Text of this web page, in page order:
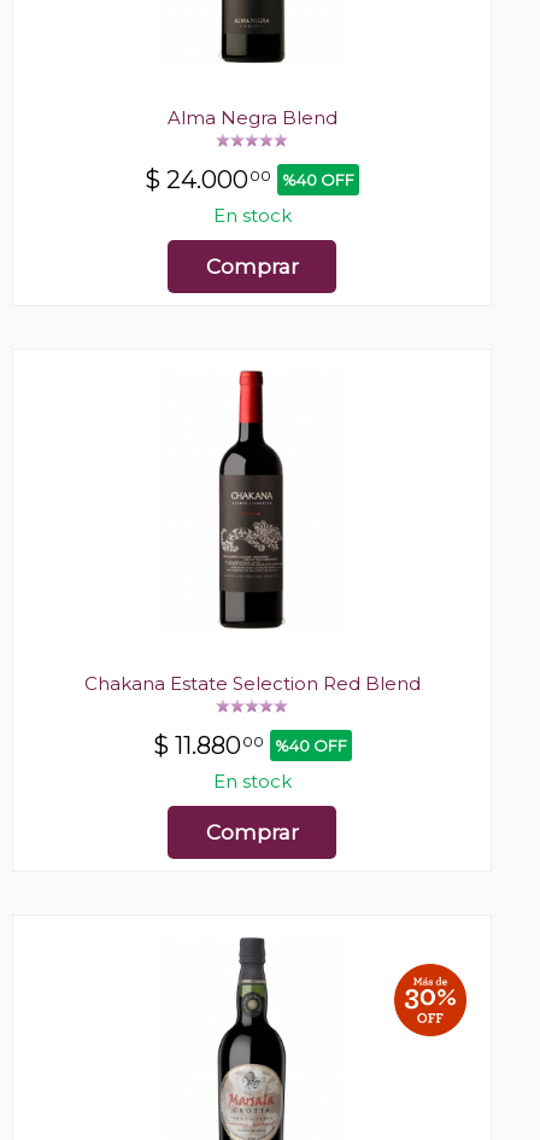
Alma Negra Blend
$ 24.00000 %40 OFF
En stock
Comprar
Chakana Estate Selection Red Blend
$ 11.88000 %40 OFF
En stock
Comprar